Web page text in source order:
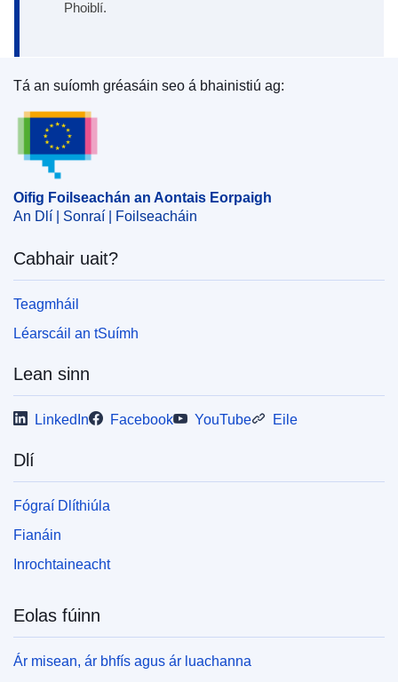
Phoiblí.
Oifig Foilseachán an Aontais Eorpaigh
Tá an suíomh gréasáin seo á bhainistiú ag:
Oifig Foilseachán an Aontais Eorpaigh
An Dlí | Sonraí | Foilseacháin
Cabhair uait?
Teagmháil
Léarscáil an tSuímh
Lean sinn
LinkedIn Facebook YouTube Eile
Dlí
Fógraí Dlíthiúla
Fianáin
Inrochtaineacht
Eolas fúinn
Ár misean, ár bhfís agus ár luachanna